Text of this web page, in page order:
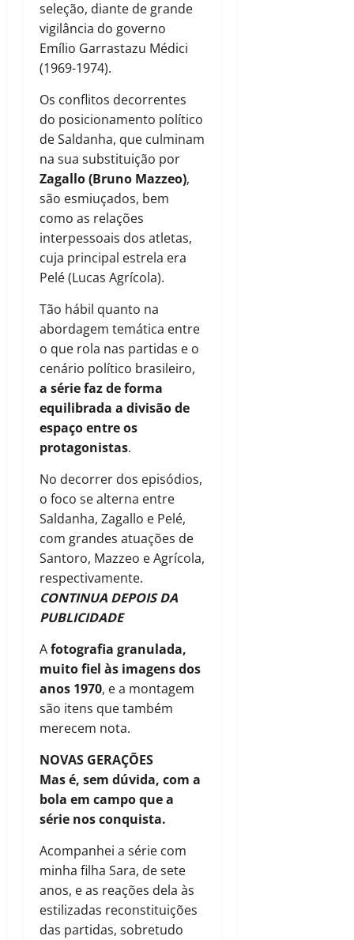
seleção, diante de grande
vigilância do governo
Emílio Garrastazu Médici
(1969-1974).
Os conflitos decorrentes
do posicionamento político
de Saldanha, que culminam
na sua substituição por
Zagallo (Bruno Mazzeo),
são esmiuçados, bem
como as relações
interpessoais dos atletas,
cuja principal estrela era
Pelé (Lucas Agrícola).
Tão hábil quanto na
abordagem temática entre
o que rola nas partidas e o
cenário político brasileiro,
a série faz de forma
equilibrada a divisão de
espaço entre os
protagonistas.
No decorrer dos episódios,
o foco se alterna entre
Saldanha, Zagallo e Pelé,
com grandes atuações de
Santoro, Mazzeo e Agrícola,
respectivamente.
CONTINUA DEPOIS DA
PUBLICIDADE
Afotografia granulada,
muito fiel às imagens dos
anos 1970, e a montagem
são itens que também
merecem nota.
NOVAS GERAÇÕES
Mas é, sem dúvida, com a
bola em campo que a
série nos conquista.
Acompanhei a série com
minha filha Sara, de sete
anos, e as reações dela às
estilizadas reconstituições
das partidas, sobretudo